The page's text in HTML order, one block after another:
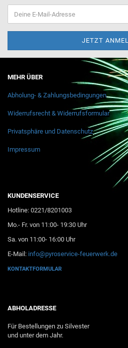
MEHR ÜBER
Abholung- & Zahlungsbedingungen
Widerrufsrecht & Widerrufsformular
Privatsphäre und Datenschutz
Impressum
KUNDENSERVICE
Hotline: 0221/8201003
Mo.- Fr. von 11:00- 19:30 Uhr
Sa. von 11:00- 16:00 Uhr
E-Mail: info@pyroservice-feuerwerk.de
KONTAKTFORMULAR
ABHOLADRESSE
Für Bestellungen zu Silvester
und unter dem Jahr.